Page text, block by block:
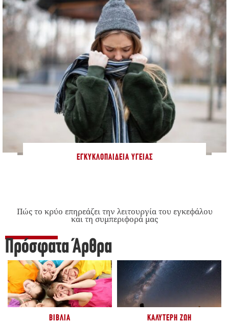
ΕΓΚΥΚΛΟΠΑΊΔΕΙΑ ΥΓΕΊΑΣ
Πώς το κρύο επηρεάζει την λειτουργία του εγκεφάλου
και τη συμπεριφορά μας
Πρόσφατα Άρθρα
ΒΙΒΛΊΑ ΚΑΛΎΤΕΡΗ ΖΩΉ